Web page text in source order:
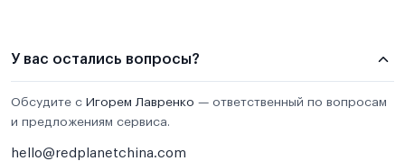
У вас остались вопросы?
Обсудите с Игорем Лавренко — ответственный по вопросам
и предложениям сервиса.
hello@redplanetchina.com